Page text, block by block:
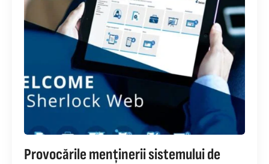
Provocările menținerii sistemului de